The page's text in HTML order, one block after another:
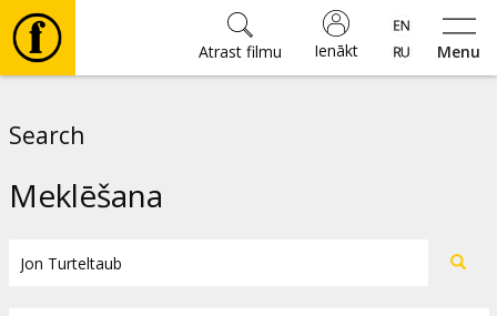
Menu
Ienākt
Atrast filmu
Search
Meklēšana